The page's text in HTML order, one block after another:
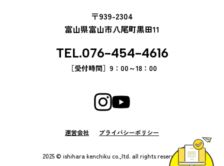
〒939-2304
富山県富山市八尾町黒田11
TEL.076-454-4616
［受付時間］ 9：00～18：00
運営会社 プライバシーポリシー
2025 © ishihara kenchiku co.,ltd. all rights reserved.